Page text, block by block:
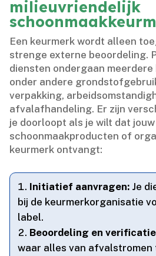
milieuvriendelijk
Een keurmerk wordt alleen
strenge externe beoordeling.​
diensten ondergaan
onder andere
verpakking,
afvalafhandeling.​ Er zijn
je doorloopt als je wilt dat jouw
schoonmaakproducten of
keurmerk ontvangt:
Initiatief aanvragen: Je
bij de keurmerkorganisatie
label.​
Beoordeling en
waar alles van